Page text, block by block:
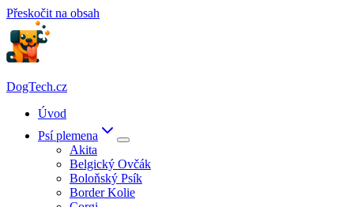
Přeskočit na obsah
DogTech.cz
Úvod
Psí plemena
Akita
Belgický Ovčák
Boloňský Psík
Border Kolie